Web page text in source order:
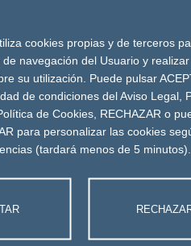
cookies propias y de terceros
de navegación del Usuario y
su utilización. Puede pulsar
de condiciones del Aviso Legal,
de Cookies, RECHAZAR o
para personalizar las cookies
(tardará menos de 5 minutos).